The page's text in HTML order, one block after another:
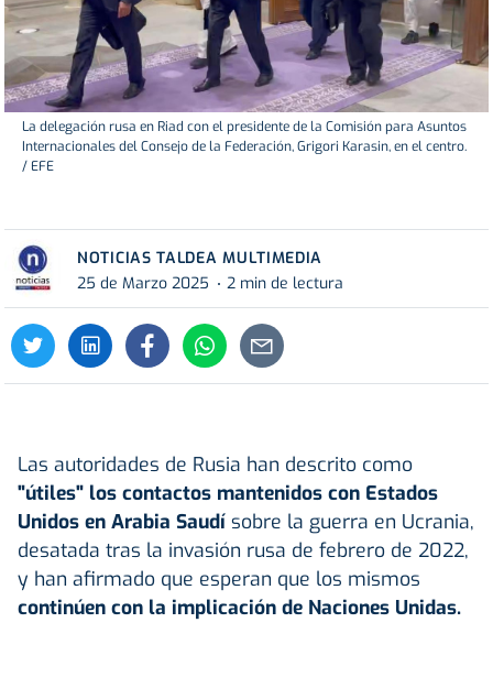
La delegación rusa en Riad con el presidente de la Comisión para Asuntos
Internacionales del Consejo de la Federación, Grigori Karasin, en el centro.
/ EFE
NOTICIAS TALDEA MULTIMEDIA
25 de Marzo 2025
2 min de lectura
Las autoridades de Rusia han descrito como
"útiles" los contactos mantenidos con Estados
Unidos en Arabia Saudí sobre la guerra en Ucrania,
desatada tras la invasión rusa de febrero de 2022,
y han afirmado que esperan que los mismos
continúen con la implicación de Naciones Unidas.